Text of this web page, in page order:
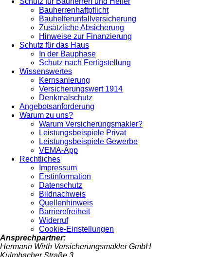
Bauherrenhaftpflicht
Bauhelferunfallversicherung
Zusätzliche Absicherung
Hinweise zur Finanzierung
Schutz für das Haus
In der Bauphase
Schutz nach Fertigstellung
Wissenswertes
Kernsanierung
Versicherungswert 1914
Denkmalschutz
Angebotsanforderung
Warum zu uns?
Warum Versicherungsmakler?
Leistungsbeispiele Privat
Leistungsbeispiele Gewerbe
VEMA-App
Rechtliches
Impressum
Erstinformation
Datenschutz
Bildnachweis
Quellenhinweis
Barrierefreiheit
Widerruf
Cookie-Einstellungen
Ansprechpartner:
Hermann Wirth Versicherungsmakler GmbH
Kulmbacher Straße 3